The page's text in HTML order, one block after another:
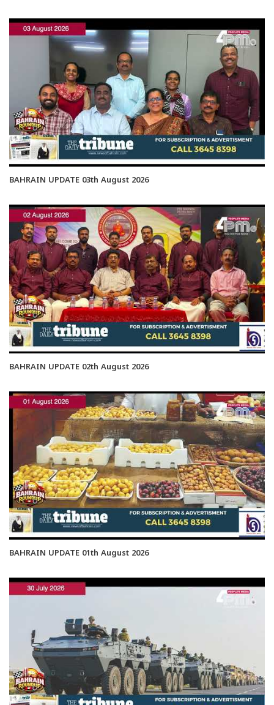
BAHRAIN UPDATE 03th August 2026
BAHRAIN UPDATE 02th August 2026
BAHRAIN UPDATE 01th August 2026